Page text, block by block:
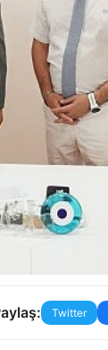
Twitter